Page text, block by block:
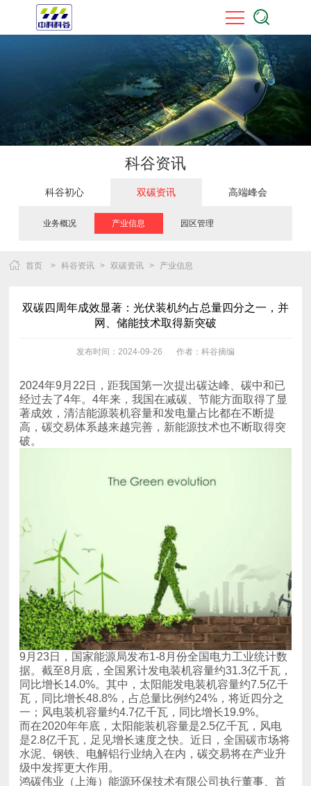
科谷资讯
科谷初心 双碳资讯 高端峰会
业务概况 产业信息 园区管理
首页 > 科谷资讯 > 双碳资讯 > 产业信息
网、储能技术取得新突破
发布时间：2024-09-26 作者：科谷摘编
破。
一；风电装机容量约4.7亿千瓦，同比增长19.9%。
级中发挥更大作用。